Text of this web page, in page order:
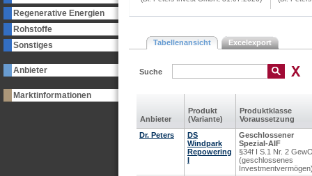
Regenerative Energien
Rohstoffe
Sonstiges
Anbieter
Marktinformationen
Tabellenansicht Excelexport
Suche
Anbieter
Produkt
(Variante)
Produkt­klasse
Voraus­setzung
Dr. Peters
DS
Windpark
Repowering
I
Geschlossener
Spezial-AIF
§34f I S.1 Nr. 2
(geschlossenes